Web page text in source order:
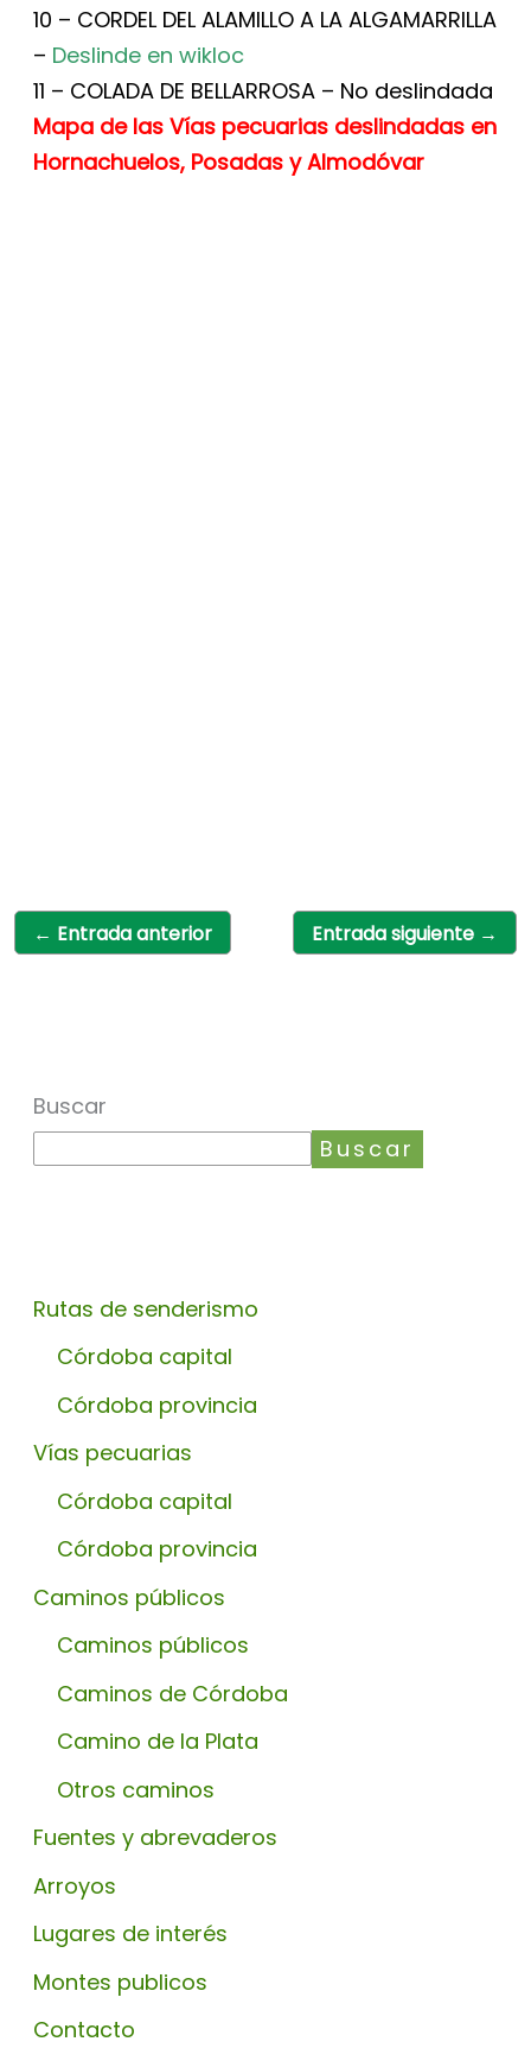
10 – CORDEL DEL ALAMILLO A LA ALGAMARRILLA
– Deslinde en wikloc
11 – COLADA DE BELLARROSA – No deslindada
Mapa de las Vías pecuarias deslindadas en
Hornachuelos, Posadas y Almodóvar
← Entrada anterior Entrada siguiente →
Buscar
Buscar
Rutas de senderismo
Córdoba capital
Córdoba provincia
Vías pecuarias
Córdoba capital
Córdoba provincia
Caminos públicos
Caminos públicos
Caminos de Córdoba
Camino de la Plata
Otros caminos
Fuentes y abrevaderos
Arroyos
Lugares de interés
Montes publicos
Contacto